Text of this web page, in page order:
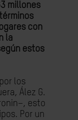
millones
con
la
estos
los
Ález G.
esto
Por un